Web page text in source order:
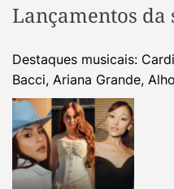
Lançamentos da
Destaques musicais:
Bacci, Ariana Grande,